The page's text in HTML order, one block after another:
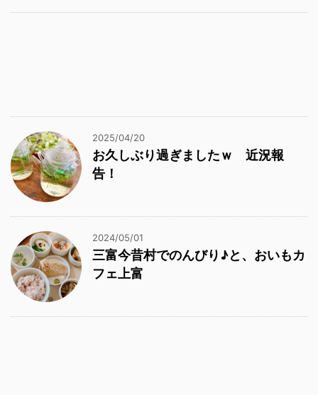
2025/04/20
お久しぶり過ぎましたｗ 近況報
告！
2024/05/01
三富今昔村でのんびり♪と、おいもカ
フェ上富